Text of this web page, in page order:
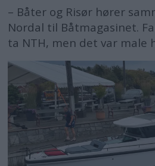
– Båter og Risør hører
Nordal til Båtmagasinet.
ta NTH, men det var male